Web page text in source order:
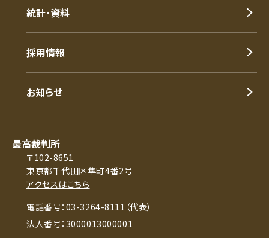
統計・資料
採用情報
お知らせ
最高裁判所
〒102-8651
東京都千代田区隼町4番2号
アクセスはこちら
電話番号：03-3264-8111（代表）
法人番号：3000013000001